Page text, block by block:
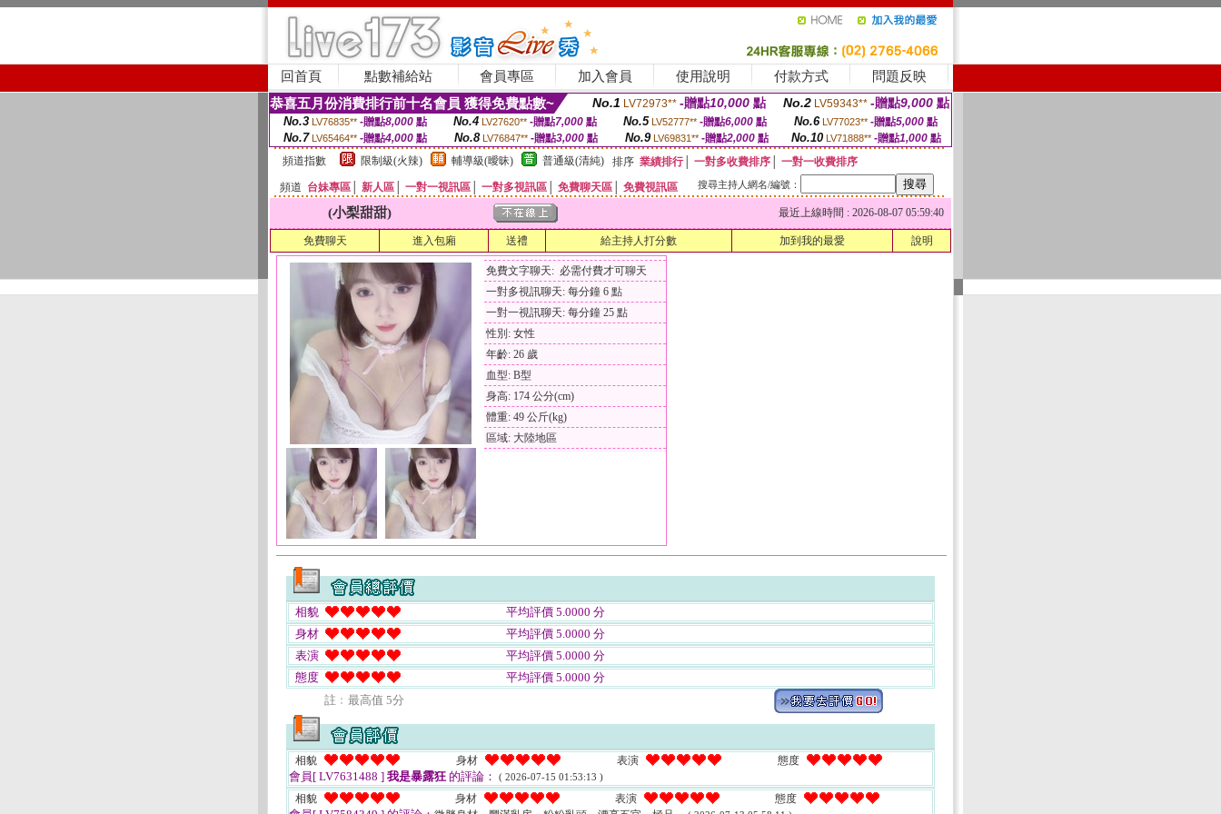
回首頁 點數補給站 會員專區 加入會員 使用說明 付款方式 問題反映
恭喜五月份消費排行前十名會員 獲得免費點數~ No.1 LV72973** -贈點10,000 點 No.2 LV59343** -贈點9,000 點
No.3 LV76835** -贈點8,000點 No.4 LV27620** -贈點7,000點 No.5 LV52777** -贈點6,000點 No.6 LV77023** -贈點5,000點
No.7 LV65464** -贈點4,000 點 No.8 LV76847** -贈點3,000 點 No.9 LV69831** -贈點2,000點 No.10 LV71888** -贈點1,000 點
頻道指數
限制級(火辣) 輔導級(曖昧) 普通級(清純) 排序 業績排行│ 一對多收費排序
一對一收費排序
頻道 台妹專區 新人區 一對一視訊區 一對多視訊區 免費聊天區 免費視訊區 搜尋主持人網名/編號：
(小梨甜甜) 最近上線時間 : 2026-08-07 05:59:40
免費聊天 進入包廂 送禮 給主持人打分數 加到我的最愛 說明
免費文字聊天: 必需付費才可聊天
一對多視訊聊天: 每分鐘 6 點
一對一視訊聊天: 每分鐘 25 點
性別: 女性
年齡: 26 歲
血型: B型
身高: 174 公分(cm)
體重: 49 公斤(kg)
區域: 大陸地區
相貌
平均評價 5.0000 分
身材
平均評價 5.0000 分
表演
平均評價 5.0000 分
態度
平均評價 5.0000 分
註﹕最高值 5分
相貌 身材 表演 態度
會員[ LV7631488 ] 我是暴露狂 的評論： ( 2026-07-15 01:53:13 )
相貌 身材 表演 態度